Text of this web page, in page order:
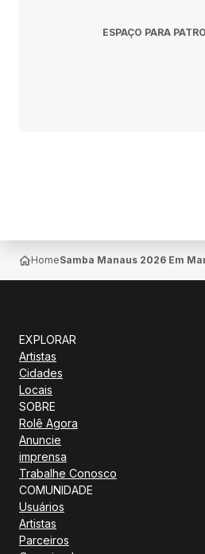
ESPAÇO PARA
HomeSamba Manaus 2026 Em
EXPLORAR
Artistas
Cidades
Locais
SOBRE
Rolê Agora
Anuncie
imprensa
Trabalhe Conosco
COMUNIDADE
Usuários
Artistas
Parceiros